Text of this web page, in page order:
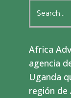
for:
Africa
agencia
Uganda
región